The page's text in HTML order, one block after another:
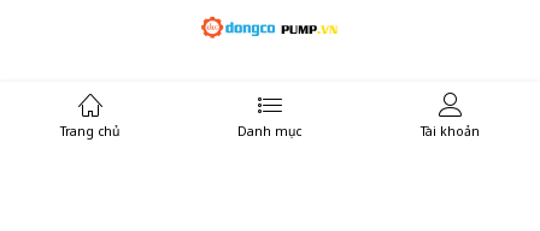
Giữ liên lạc:
Trang chủ Danh mục Tài khoản